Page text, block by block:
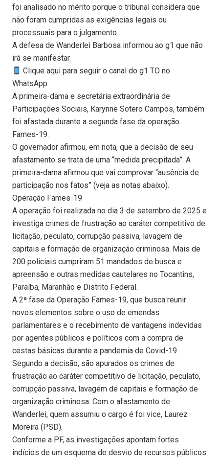
foi analisado no mérito porque o tribunal considera que
não foram cumpridas as exigências legais ou
processuais para o julgamento.
A defesa de Wanderlei Barbosa informou ao g1 que não
irá se manifestar.
Clique aqui para seguir o canal do g1 TO no
WhatsApp
A primeira-dama e secretária extraordinária de
Participações Sociais, Karynne Sotero Campos, também
foi afastada durante a segunda fase da operação
Fames-19.
O governador afirmou, em nota, que a decisão de seu
afastamento se trata de uma “medida precipitada”. A
primeira-dama afirmou que vai comprovar “ausência de
participação nos fatos” (veja as notas abaixo).
Operação Fames-19
A operação foi realizada no dia 3 de setembro de 2025 e
investiga crimes de frustração ao caráter competitivo de
licitação, peculato, corrupção passiva, lavagem de
capitais e formação de organização criminosa. Mais de
200 policiais cumpriram 51 mandados de busca e
apreensão e outras medidas cautelares no Tocantins,
Paraíba, Maranhão e Distrito Federal.
A 2ª fase da Operação Fames-19, que busca reunir
novos elementos sobre o uso de emendas
parlamentares e o recebimento de vantagens indevidas
por agentes públicos e políticos com a compra de
cestas básicas durante a pandemia de Covid-19.
Segundo a decisão, são apurados os crimes de
frustração ao caráter competitivo de licitação, peculato,
corrupção passiva, lavagem de capitais e formação de
organização criminosa. Com o afastamento de
Wanderlei, quem assumiu o cargo é foi vice, Laurez
Moreira (PSD).
Conforme a PF, as investigações apontam fortes
indícios de um esquema de desvio de recursos públicos